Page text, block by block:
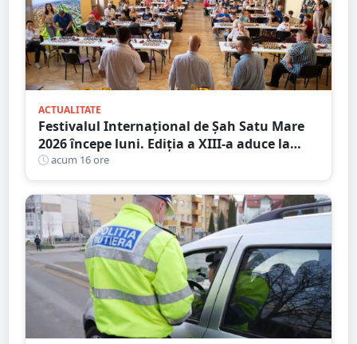
ACTUALITATE
Festivalul Internațional de Șah Satu Mare
2026 începe luni. Ediția a XIII-a aduce la
start peste 120 de participanți și șahiști din
șase țări.
acum 16 ore